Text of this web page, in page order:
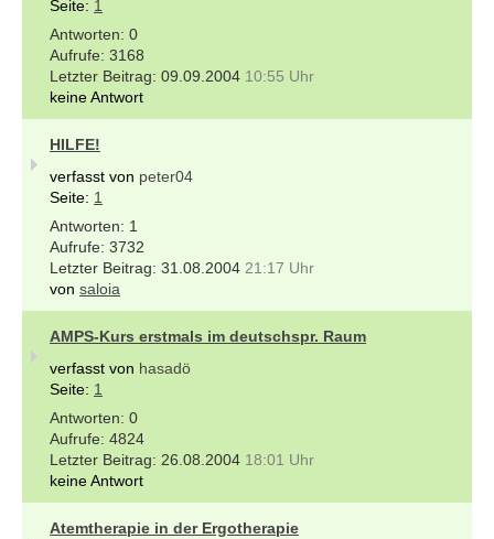
Seite: 1
0
3168
09.09.2004 10:55 Uhr
keine Antwort
HILFE!
verfasst von peter04
Seite: 1
1
3732
31.08.2004 21:17 Uhr
von saloia
AMPS-Kurs erstmals im deutschspr. Raum
verfasst von hasadö
Seite: 1
0
4824
26.08.2004 18:01 Uhr
keine Antwort
Atemtherapie in der Ergotherapie